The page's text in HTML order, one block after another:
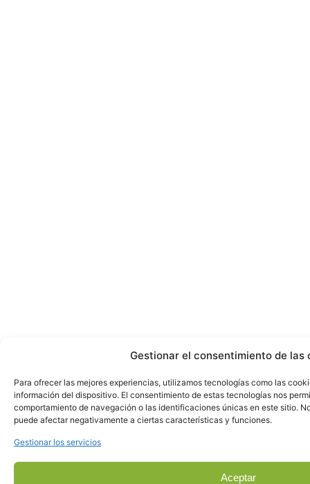
Gestionar el consentimiento de las
Para ofrecer las mejores experiencias, utilizamos tecnologías como las
información del dispositivo. El consentimiento de estas tecnologías nos
comportamiento de navegación o las identificaciones únicas en este sitio.
puede afectar negativamente a ciertas características y funciones.
Gestionar los servicios
Aceptar